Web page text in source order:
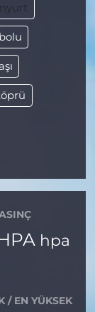
hpa
/ EN YÜKSEK